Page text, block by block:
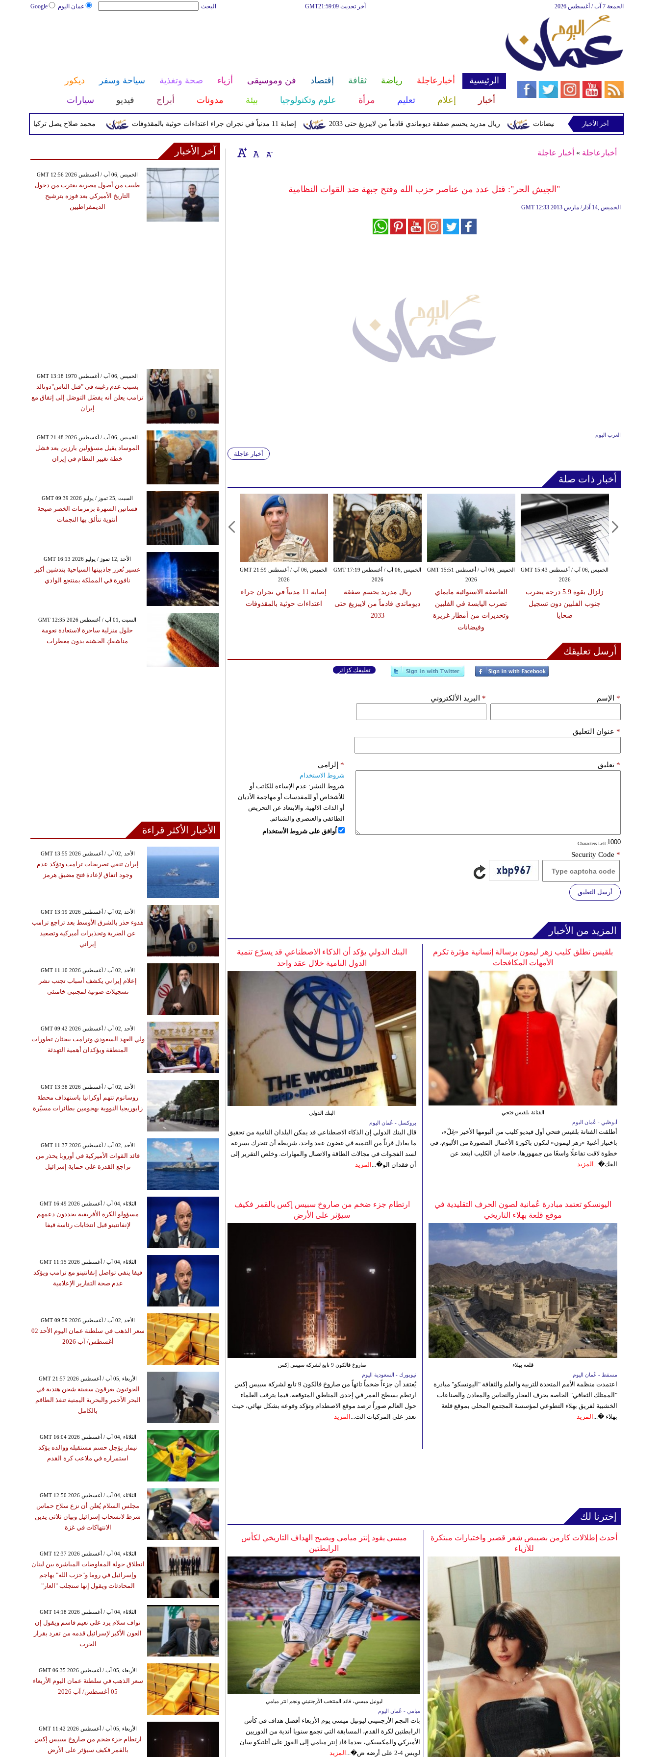
عمان اليوم Google البحث آخر تحديث GMT21:59:09 الجمعة 7 آب / أغسطس 2026
الرئيسية أخبارعاجلة رياضة ثقافة إقتصاد فن وموسيقى أزياء صحة وتغذية سياحة وسفر
ديكور
أخبار
إعلام تعليم مرأة علوم وتكنولوجيا بيئة مدونات أبراج فيديو سيارات
محمد صلاح يصل تركيا الأربعاء لإتمام إصابة 11 مدنياً في نجران جراء اعتداءات حوثية بالمقذوفات ريال مدريد يحسم صفقة ديوماندي قادماً من لايبزيغ حتى 2033 من أمطار غزيرة وفيضانات
أخر الأخبار
أخبارعاجلة » أخبار عاجلة
"الجيش الحر": قتل عدد من عناصر حزب الله وفتح جبهة ضد القوات النظامية
GMT 12:33 2013 الخميس ,14 آذار/ مارس
العرب اليوم
أخبار عاجلة
أخبار ذات صلة
الخميس ,06 آب / أغسطس GMT 21:59
2026
إصابة 11 مدنياً في نجران جراء
اعتداءات حوثية بالمقذوفات
الخميس ,06 آب / أغسطس GMT 17:19
2026
ريال مدريد يحسم صفقة
ديوماندي قادماً من لايبزيغ حتى
2033
الخميس ,06 آب / أغسطس GMT 15:51
2026
العاصفة الاستوائية مايماي
تضرب اليابسة في الفلبين
وتحذيرات من أمطار غزيرة
وفيضانات
الخميس ,06 آب / أغسطس GMT 15:43
2026
زلزال بقوة 5.9 درجة يضرب
جنوب الفلبين دون تسجيل
ضحايا
أرسل تعليقك
تعليقك كزائر
الإسم * البريد الألكتروني *
عنوان التعليق *
تعليق *
: Characters Left
إلزامي *
شروط الاستخدام
شروط النشر: عدم الإساءة للكاتب أو
للأشخاص أو للمقدسات أو مهاجمة الأديان
أو الذات الالهية. والابتعاد عن التحريض
الطائفي والعنصري والشتائم.
اُوافق على شروط الأستخدام
Security Code *
أرسل التعليق
المزيد من الأخبار
البنك الدولي يؤكد أن الذكاء الاصطناعي قد يسرّع تنمية
الدول النامية خلال عقد واحد
البنك الدولي
بروكسل - عُمان اليوم
قال البنك الدولي إن الذكاء الاصطناعي قد يمكن البلدان النامية من تحقيق
ما يعادل قرناً من التنمية في غضون عقد واحد، شريطة أن تتحرك بسرعة
لسد الفجوات في مجالات الطاقة والاتصال والمهارات. وخلص التقرير إلى
أن فقدان الو�... المزيد
بلقيس تطلق كليب زهر ليمون برسالة إنسانية مؤثرة تكرم
الأمهات المكافحات
الفنانة بلقيس فتحي
أبوظبي - عُمان اليوم
أطلقت الفنانة بلقيس فتحي أول فيديو كليب من ألبومها الأخير «غِلّ»،
باختيار أغنية «زهر ليمون» لتكون باكورة الأعمال المصورة من الألبوم، في
خطوة لاقت تفاعلًا واسعًا من جمهورها، خاصة أن الكليب ابتعد عن
الفك�... المزيد
ارتطام جزء ضخم من صاروخ سبيس إكس بالقمر فكيف
سيؤثر على الأرض
صاروخ فالكون 9 تابع لشركة سبيس إكس
نيويورك - السعودية اليوم
يُعتقد أن جزءاً ضخماً تائهاً من صاروخ فالكون 9 تابع لشركة سبيس إكس
ارتطم بسطح القمر في إحدى المناطق المتوقعة، فيما يترقب العلماء
حول العالم صوراً ترصد موقع الاصطدام وتؤكد وقوعه بشكل نهائي، حيث
تعذر على المركبات الت... المزيد
اليونسكو تعتمد مبادرة عُمانية لصون الحرف التقليدية في
موقع قلعة بهلاء التاريخي
قلعة بهلاء
مسقط - عُمان اليوم
اعتمدت منظمة الأمم المتحدة للتربية والعلم والثقافة "اليونسكو" مبادرة
"الممتلك الثقافي" الخاصة بحرف الفخار والنحاس والمعادن والصناعات
الخشبية لفريق بهلاء التطوعي لمؤسسة المجتمع المحلي بموقع قلعة
بهلاء �... المزيد
إخترنا لك
ميسي يقود إنتر ميامي ويصبح الهداف التاريخي لكأس
الرابطتين
ليونيل ميسي، قائد المنتخب الأرجنتيني ونجم انتر ميامي
ميامي - عُمان اليوم
بات النجم الأرجنتيني ليونيل ميسي يوم الأربعاء أفضل هداف في كأس
الرابطتين لكرة القدم، المسابقة التي تجمع سنويا أندية من الدوريين
الأميركي والمكسيكي، بعدما قاد إنتر ميامي إلى الفوز على أتلتيكو سان
لويس 4-2 على أرضه ض�...
المزيد
أحدث إطلالات كارمن بصيبص شعر قصير واختيارات مبتكرة
للأزياء
آخر الأخبار
GMT 12:56 2026 الخميس ,06 آب / أغسطس
طبيب من أصول مصرية يقترب من دخول
التاريخ الأميركي بعد فوزه بترشيح
الديمقراطيين
GMT 13:18 1970 الخميس ,06 آب / أغسطس
بسبب عدم رغبته في "قتل الناس"دونالد
ترامب يعلن أنه يفضَل التوصَل إلى إتفاق مع
إيران
GMT 21:48 2026 الخميس ,06 آب / أغسطس
الموساد يقيل مسؤولين بارزين بعد فشل
خطة تغيير النظام في إيران
GMT 09:39 2026 السبت ,25 تموز / يوليو
فساتين السهرة بزمزمات الخصر صيحة
أنثوية تتألق بها النجمات
GMT 16:13 2026 الأحد ,12 تموز / يوليو
عسير تُعزز جاذبيتها السياحية بتدشين أكبر
نافورة في المملكة بمنتجع الوادي
GMT 12:35 2026 السبت ,01 آب / أغسطس
حلول منزلية ساحرة لاستعادة نعومة
مناشفكِ الخشنة بدون معطرات
الأخبار الأكثر قراءة
GMT 13:55 2026 الأحد ,02 آب / أغسطس
إيران تنفي تصريحات ترامب وتؤكد عدم
وجود اتفاق لإعادة فتح مضيق هرمز
GMT 13:19 2026 الأحد ,02 آب / أغسطس
هدوء حذر بالشرق الأوسط بعد تراجع ترامب
عن الضربة وتحذيرات أميركية وتصعيد
إيراني
GMT 11:10 2026 الأحد ,02 آب / أغسطس
إعلام إيراني يكشف أسباب تجنب نشر
تسجيلات صوتية لمجتبى خامنئي
GMT 09:42 2026 الأحد ,02 آب / أغسطس
ولي العهد السعودي وترامب يبحثان تطورات
المنطقة ويؤكدان أهمية التهدئة
GMT 13:38 2026 الأحد ,02 آب / أغسطس
روساتوم تتهم أوكرانيا باستهداف محطة
زابوريجيا النووية بهجومين بطائرات مسيّرة
GMT 11:37 2026 الأحد ,02 آب / أغسطس
قائد القوات الأميركية في أوروبا يحذر من
تراجع القدرة على حماية إسرائيل
GMT 16:49 2026 الثلاثاء ,04 آب / أغسطس
مسؤولو الكرة الأفريقية يجددون دعمهم
لإنفانتينو قبل انتخابات رئاسة فيفا
GMT 11:15 2026 الثلاثاء ,04 آب / أغسطس
فيفا ينفي تواصل إنفانتينو مع ترامب ويؤكد
عدم صحة التقارير الإعلامية
GMT 09:59 2026 الأحد ,02 آب / أغسطس
سعر الذهب في سلطنة عمان اليوم الأحد 02
أغسطس/ آب 2026
GMT 21:57 2026 الأربعاء ,05 آب / أغسطس
الحوثيون يغرقون سفينة شحن هندية في
البحر الأحمر والبحرية اليمنية تنقذ الطاقم
بالكامل
GMT 16:04 2026 الثلاثاء ,04 آب / أغسطس
نيمار يؤجل حسم مستقبله ووالده يؤكد
استمراره في ملاعب كرة القدم
GMT 12:50 2026 الثلاثاء ,04 آب / أغسطس
مجلس السلام يُعلن أن نزع سلاح حماس
شرط لانسحاب إسرائيل وبيان ثلاثي يدين
الانتهاكات في غزة
GMT 12:37 2026 الثلاثاء ,04 آب / أغسطس
انطلاق جولة المفاوضات المباشرة بين لبنان
وإسرائيل في روما و"حزب الله" يهاجم
المحادثات ويقول إنها ستجلب "العار"
GMT 14:18 2026 الثلاثاء ,04 آب / أغسطس
نواف سلام يرد على نعيم قاسم ويقول إن
العون الأكبر لإسرائيل قدمه من تفرد بقرار
الحرب
GMT 06:35 2026 الأربعاء ,05 آب / أغسطس
سعر الذهب في سلطنة عمان اليوم الأربعاء
05 أغسطس/ آب 2026
GMT 11:42 2026 الأربعاء ,05 آب / أغسطس
ارتطام جزء ضخم من صاروخ سبيس إكس
بالقمر فكيف سيؤثر على الأرض